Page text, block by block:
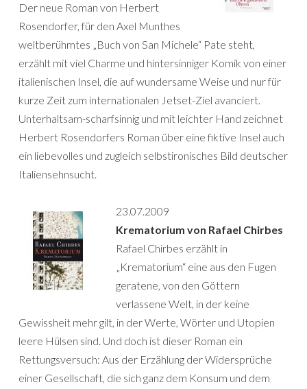
Der neue Roman von Herbert
Rosendorfer, für den Axel Munthes
weltberühmtes „Buch von San Michele“ Pate steht,
erzählt mit viel Charme und hintersinniger Komik von einer
italienischen Insel, die auf wundersame Weise und nur für
kurze Zeit zum internationalen Jetset-Ziel avanciert.
Unterhaltsam-scharfsinnig und mit leichter Hand zeichnet
Herbert Rosendorfers Roman über eine fiktive Insel auch
ein liebevolles und zugleich selbstironisches Bild deutscher
Italiensehnsucht.
23.07.2009
Krematorium von Rafael Chirbes
Rafael Chirbes erzählt in
„Krematorium“ eine aus den Fugen
geratene, von den Göttern
verlassene Welt, in der keine
Gewissheit mehr gilt, in der Werte, Wörter und Utopien
leere Hülsen sind. Und doch ist dieser Roman ein
Rettungsversuch: Aus der Erzählung der Widersprüche
einer Gesellschaft, die sich ganz dem Konsum und dem